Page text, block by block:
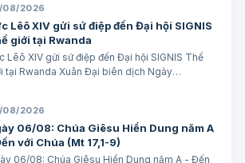
08/2026
Lêô XIV gửi sứ điệp đến Đại hội SIGNIS
giới tại Rwanda
Lêô XIV gửi sứ điệp đến Đại hội SIGNIS Thế
tại Rwanda Xuân Đại biên dịch Ngày
XIV kêu gọi những người làm truyền thông
08/2026
06/08: Chúa Giêsu Hiển Dung năm A
với Chúa (Mt 17,1-9)
06/08: Chúa Giêsu Hiển Dung năm A - Đến